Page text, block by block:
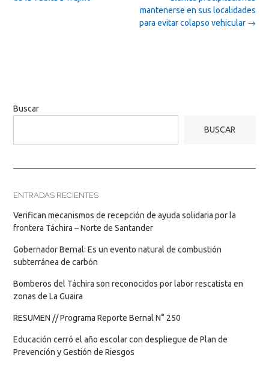
mantenerse en sus localidades
para evitar colapso vehicular →
Buscar
BUSCAR
ENTRADAS RECIENTES
Verifican mecanismos de recepción de ayuda solidaria por la
frontera Táchira – Norte de Santander
Gobernador Bernal: Es un evento natural de combustión
subterránea de carbón
Bomberos del Táchira son reconocidos por labor rescatista en
zonas de La Guaira
RESUMEN // Programa Reporte Bernal N° 250
Educación cerró el año escolar con despliegue de Plan de
Prevención y Gestión de Riesgos